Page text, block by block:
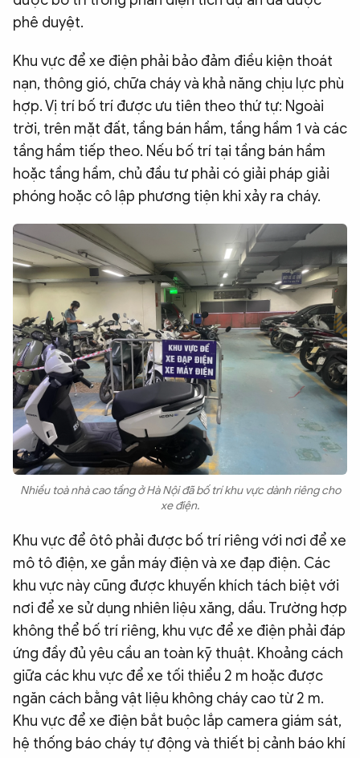
phê duyệt.
Khu vực để xe điện phải bảo đảm điều kiện thoát
nạn, thông gió, chữa cháy và khả năng chịu lực phù
hợp. Vị trí bố trí được ưu tiên theo thứ tự: Ngoài
trời, trên mặt đất, tầng bán hầm, tầng hầm 1 và các
tầng hầm tiếp theo. Nếu bố trí tại tầng bán hầm
hoặc tầng hầm, chủ đầu tư phải có giải pháp giải
phóng hoặc cô lập phương tiện khi xảy ra cháy.
Nhiều toà nhà cao tầng ở Hà Nội đã bố trí khu vực dành riêng cho
xe điện.
Khu vực để ôtô phải được bố trí riêng với nơi để xe
mô tô điện, xe gắn máy điện và xe đạp điện. Các
khu vực này cũng được khuyến khích tách biệt với
nơi để xe sử dụng nhiên liệu xăng, dầu. Trường hợp
không thể bố trí riêng, khu vực để xe điện phải đáp
ứng đầy đủ yêu cầu an toàn kỹ thuật. Khoảng cách
giữa các khu vực để xe tối thiểu 2 m hoặc được
ngăn cách bằng vật liệu không cháy cao từ 2 m.
Khu vực để xe điện bắt buộc lắp camera giám sát,
hệ thống báo cháy tự động và thiết bị cảnh báo khí